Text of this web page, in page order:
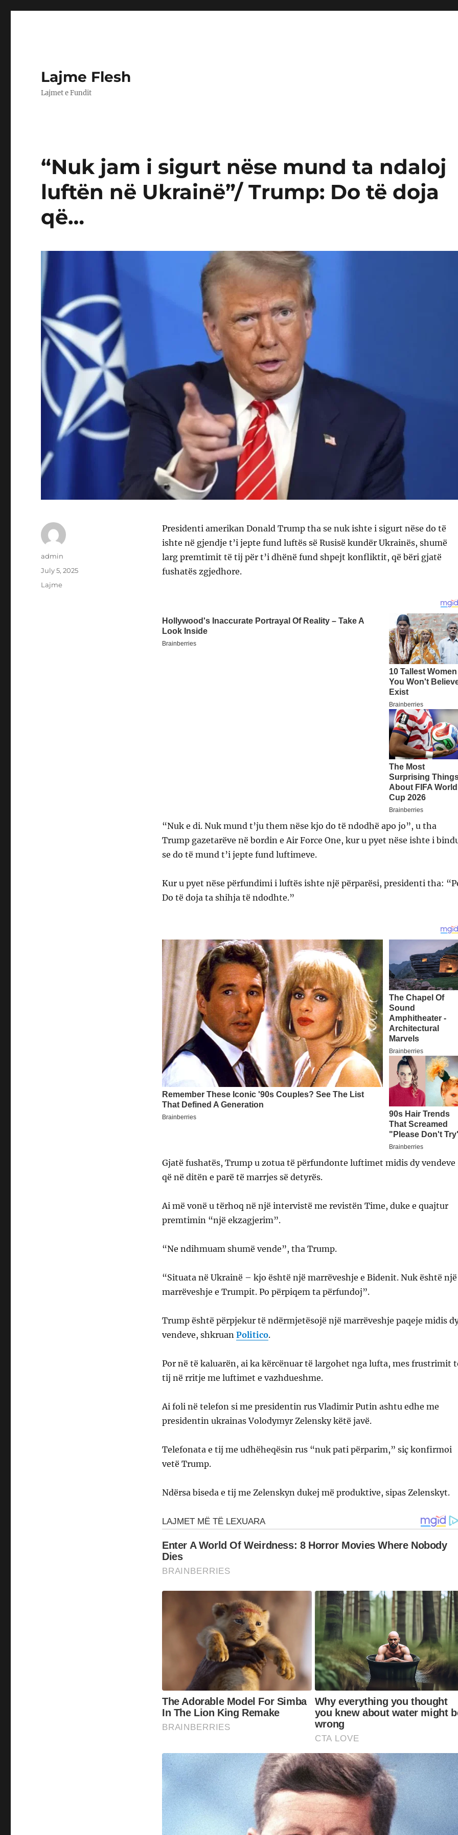
Lajme Flesh
Lajmet e Fundit
“Nuk jam i sigurt nëse mund ta ndaloj
luftën në Ukrainë”/ Trump: Do të doja
që…
Presidenti amerikan Donald Trump tha se nuk ishte i sigurt nëse do të
ishte në gjendje t’i jepte fund luftës së Rusisë kundër Ukrainës, shumë
larg premtimit të tij për t’i dhënë fund shpejt konfliktit, që bëri gjatë
fushatës zgjedhore.
“Nuk e di. Nuk mund t’ju them nëse kjo do të ndodhë apo jo”, u tha
Trump gazetarëve në bordin e Air Force One, kur u pyet nëse ishte i
se do të mund t’i jepte fund luftimeve.
Kur u pyet nëse përfundimi i luftës ishte një përparësi, presidenti tha:
Do të doja ta shihja të ndodhte.”
Gjatë fushatës, Trump u zotua të përfundonte luftimet midis dy vendeve
që në ditën e parë të marrjes së detyrës.
Ai më vonë u tërhoq në një intervistë me revistën Time, duke e quajtur
premtimin “një ekzagjerim”.
“Ne ndihmuam shumë vende”, tha Trump.
“Situata në Ukrainë – kjo është një marrëveshje e Bidenit. Nuk është një
marrëveshje e Trumpit. Po përpiqem ta përfundoj”.
Trump është përpjekur të ndërmjetësojë një marrëveshje paqeje midis
vendeve, shkruan Politico.
Por në të kaluarën, ai ka kërcënuar të largohet nga lufta, mes frustrimit
tij në rritje me luftimet e vazhdueshme.
Ai foli në telefon si me presidentin rus Vladimir Putin ashtu edhe me
presidentin ukrainas Volodymyr Zelensky këtë javë.
Telefonata e tij me udhëheqësin rus “nuk pati përparim,” siç konfirmoi
vetë Trump.
Ndërsa biseda e tij me Zelenskyn dukej më produktive, sipas Zelenskyt.
Author
admin
Posted
July 5, 2025
Categories
Lajme